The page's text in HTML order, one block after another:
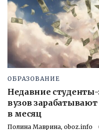
ОБРАЗОВАНИЕ
Недавние
вузов
в месяц
Полина Маврина, oboz.info